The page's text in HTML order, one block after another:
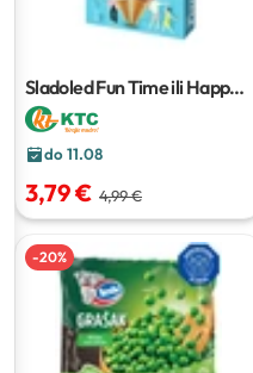
Sladoled Fun Time ili Happy
Time6 x 110 ml ili 6 x 120 ml
do 11.08
3,79 € 4,99 €
-20%